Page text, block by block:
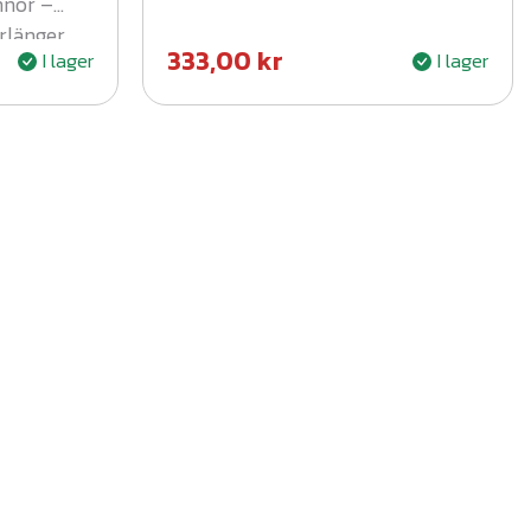
I lager 333,00 kr I lager